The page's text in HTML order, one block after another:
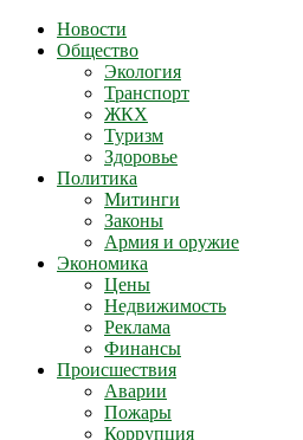
Новости
Общество
Экология
Транспорт
ЖКХ
Туризм
Здоровье
Политика
Митинги
Законы
Армия и оружие
Экономика
Цены
Недвижимость
Реклама
Финансы
Происшествия
Аварии
Пожары
Коррупция